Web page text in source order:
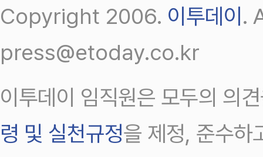
Copyright 2006. 이투데이 .
press@etoday.co.kr
이투데이 임직원은 모두의 의
령 및 실천규정을 제정, 준수하